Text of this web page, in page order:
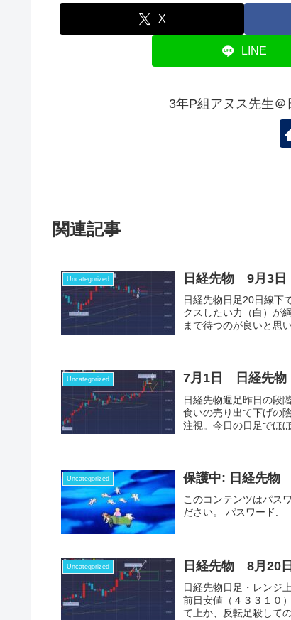
X
LINE
3年P組アヌス先生
関連記事
Uncategorized 日経先物 9月3
日経先物日足20日線下
クスしたい力（白）が
まで待つのが良いと思
Uncategorized 7月1日 日経先物
日経先物週足昨日の段
食いの売り出て下げの
注視。今日の日足でほ
Uncategorized 保護中: 日経先
このコンテンツはパス
ださい。 パスワード:
Uncategorized 日経先物 8月20
日経先物日足・レンジ
前日安値（４３３１０
て上か、反転足殺して